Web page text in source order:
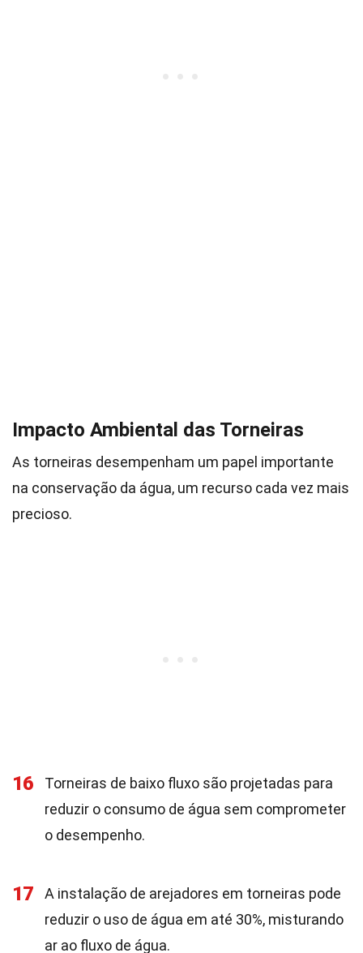
Impacto Ambiental das Torneiras
As torneiras desempenham um papel importante
na conservação da água, um recurso cada vez mais
precioso.
16
Torneiras de baixo fluxo são projetadas para
reduzir o consumo de água sem comprometer
o desempenho.
17
A instalação de arejadores em torneiras pode
reduzir o uso de água em até 30%, misturando
ar ao fluxo de água.